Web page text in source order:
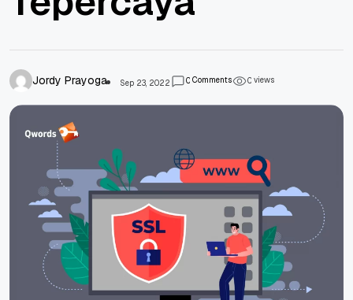
Jordy Prayoga Sep 23, 2022 0Comments 0views